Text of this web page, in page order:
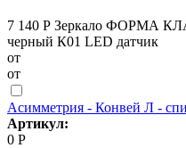
7 140 Р Зеркало ФОРМА
черный К01 LED датчик
от
от
Асимметрия - Конвей Л -
Артикул:
0 Р